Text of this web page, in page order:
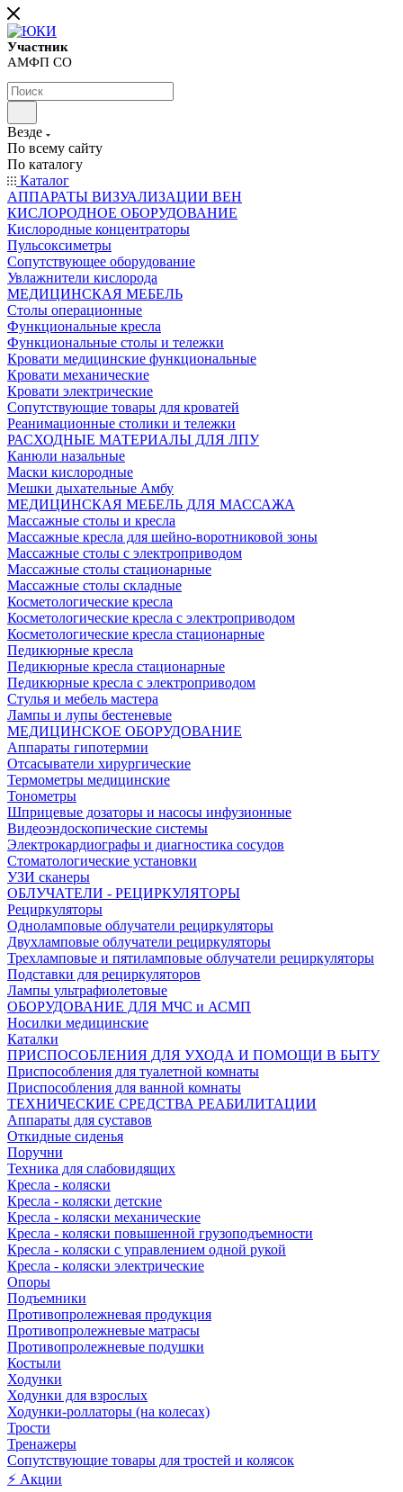
Участник
АМФП СО
Везде
По всему сайту
По каталогу
Каталог
АППАРАТЫ ВИЗУАЛИЗАЦИИ ВЕН
КИСЛОРОДНОЕ ОБОРУДОВАНИЕ
Кислородные концентраторы
Пульсоксиметры
Сопутствующее оборудование
Увлажнители кислорода
МЕДИЦИНСКАЯ МЕБЕЛЬ
Столы операционные
Функциональные кресла
Функциональные столы и тележки
Кровати медицинские функциональные
Кровати механические
Кровати электрические
Сопутствующие товары для кроватей
Реанимационные столики и тележки
РАСХОДНЫЕ МАТЕРИАЛЫ ДЛЯ ЛПУ
Канюли назальные
Маски кислородные
Мешки дыхательные Амбу
МЕДИЦИНСКАЯ МЕБЕЛЬ ДЛЯ МАССАЖА
Массажные столы и кресла
Массажные кресла для шейно-воротниковой зоны
Массажные столы с электроприводом
Массажные столы стационарные
Массажные столы складные
Косметологические кресла
Косметологические кресла с электроприводом
Косметологические кресла стационарные
Педикюрные кресла
Педикюрные кресла стационарные
Педикюрные кресла с электроприводом
Стулья и мебель мастера
Лампы и лупы бестеневые
МЕДИЦИНСКОЕ ОБОРУДОВАНИЕ
Аппараты гипотермии
Отсасыватели хирургические
Термометры медицинские
Тонометры
Шприцевые дозаторы и насосы инфузионные
Видеоэндоскопические системы
Электрокардиографы и диагностика сосудов
Стоматологические установки
УЗИ сканеры
ОБЛУЧАТЕЛИ - РЕЦИРКУЛЯТОРЫ
Рециркуляторы
Одноламповые облучатели рециркуляторы
Двухламповые облучатели рециркуляторы
Трехламповые и пятиламповые облучатели рециркуляторы
Подставки для рециркуляторов
Лампы ультрафиолетовые
ОБОРУДОВАНИЕ ДЛЯ МЧС и АСМП
Носилки медицинские
Каталки
ПРИСПОСОБЛЕНИЯ ДЛЯ УХОДА И ПОМОЩИ В БЫТУ
Приспособления для туалетной комнаты
Приспособления для ванной комнаты
ТЕХНИЧЕСКИЕ СРЕДСТВА РЕАБИЛИТАЦИИ
Аппараты для суставов
Откидные сиденья
Поручни
Техника для слабовидящих
Кресла - коляски
Кресла - коляски детские
Кресла - коляски механические
Кресла - коляски повышенной грузоподъемности
Кресла - коляски с управлением одной рукой
Кресла - коляски электрические
Опоры
Подъемники
Противопролежневая продукция
Противопролежневые матрасы
Противопролежневые подушки
Костыли
Ходунки
Ходунки для взрослых
Ходунки-роллаторы (на колесах)
Трости
Тренажеры
Сопутствующие товары для тростей и колясок
⚡ Акции